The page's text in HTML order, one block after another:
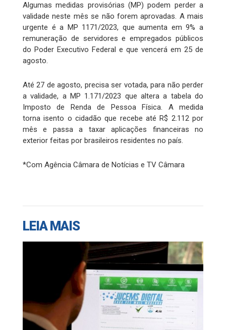
Algumas medidas provisórias (MP) podem perder a
validade neste mês se não forem aprovadas. A mais
urgente é a MP 1171/2023, que aumenta em 9% a
remuneração de servidores e empregados públicos
do Poder Executivo Federal e que vencerá em 25 de
agosto.
Até 27 de agosto, precisa ser votada, para não perder
a validade, a MP 1.171/2023 que altera a tabela do
Imposto de Renda de Pessoa Física. A medida
torna isento o cidadão que recebe até R$ 2.112 por
mês e passa a taxar aplicações financeiras no
exterior feitas por brasileiros residentes no país.
*Com Agência Câmara de Notícias e TV Câmara
LEIA MAIS